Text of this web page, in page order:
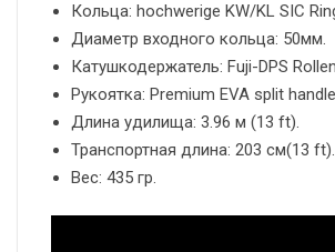
Кольца: hochwerige KW/KL SIC
Диаметр входного кольца: 50мм.
Катушкодержатель: Fuji-DPS
Рукоятка: Premium EVA split
Длина удилища: 3.96 м (13 ft).
Транспортная длина: 203 см(13 ft).
Вес: 435 гр.